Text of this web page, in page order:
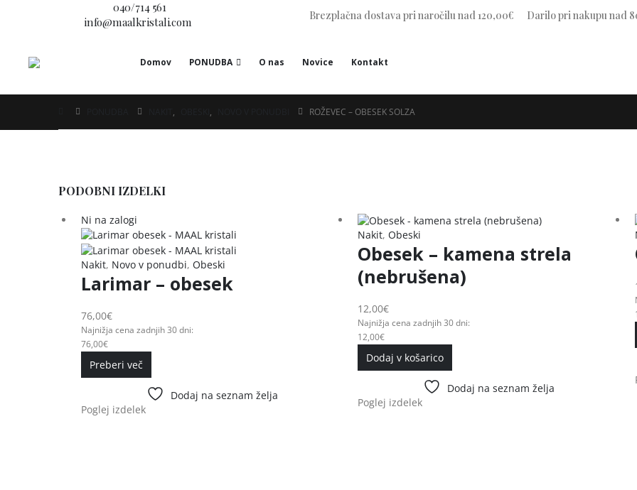
040/714 561
info@maalkristali.com Brezplačna dostava pri naročilu nad 120,00€ Darilo pri nakupu nad
Domov PONUDBA O nas Novice Kontakt
, , ROŽEVEC – OBESEK SOLZA
PODOBNI IZDELKI
Ni na zalogi
Nakit, Novo v ponudbi, Obeski
Larimar – obesek
76,00€
Najnižja cena zadnjih 30 dni:
76,00€
Preberi več
Dodaj na seznam želja
Poglej izdelek
Nakit,Obeski
Obesek – kamena strela
(nebrušena)
12,00€
Najnižja cena zadnjih 30 dni:
12,00€
Dodaj v košarico
Dodaj na seznam želja
Poglej izdelek